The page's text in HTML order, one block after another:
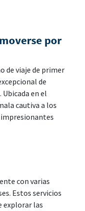
por
de viaje de primer
de
en el
cautiva a los
impresionantes
con varias
Estos servicios
explorar las